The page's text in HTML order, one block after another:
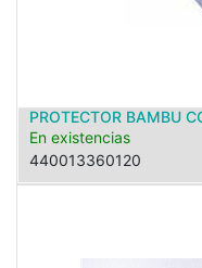
PROTECTOR BAMBU
En existencias
440013360120